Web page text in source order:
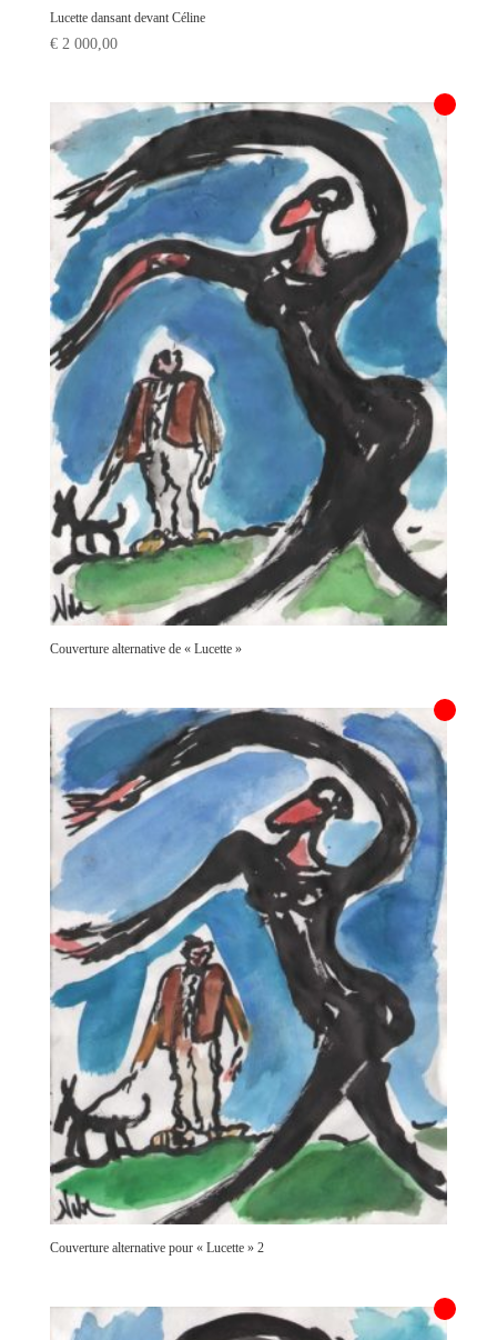
Lucette dansant devant Céline
€2 000,00
Couverture alternative de « Lucette »
Couverture alternative pour « Lucette » 2